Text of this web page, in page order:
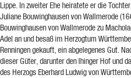
Lippe. In zweiter Ehe heiratete er die
Juliane Bouwinghausen von Wallmerode
Bouwinghausen von Wallmerode zu
Adel an und besaß im Herzogtum
Renningen gekauft, ein abgelegenes Gut.
dieser Güter, darunter den Ihinger Hof und
des Herzogs Eberhard Ludwig von